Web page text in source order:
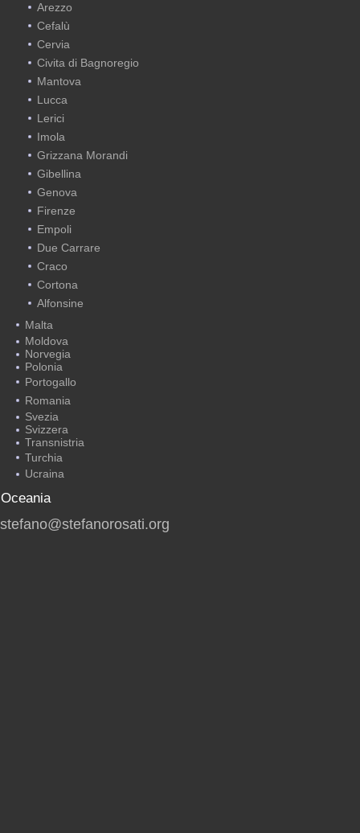
Arezzo
Cefalù
Cervia
Civita di Bagnoregio
Mantova
Lucca
Lerici
Imola
Grizzana Morandi
Gibellina
Genova
Firenze
Empoli
Due Carrare
Craco
Cortona
Alfonsine
Malta
Moldova
Norvegia
Polonia
Portogallo
Romania
Svezia
Svizzera
Transnistria
Turchia
Ucraina
Oceania
stefano@stefanorosati.org